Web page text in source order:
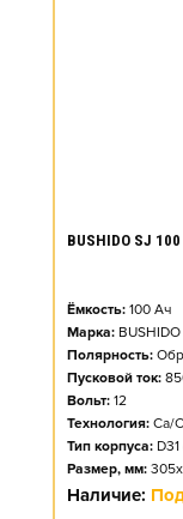
BUSHIDO SJ
Ёмкость: 100 Ач
Марка: BUSHIDO
Полярность:
Пусковой ток:
Вольт: 12
Технология: Ca/
Тип корпуса:
Размер, мм:
Наличие: